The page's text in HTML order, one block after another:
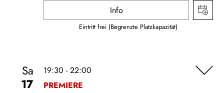
Info
Eintritt frei (Begrenzte Platzkapazität)
Sa
17
19:30 - 22:00
PREMIERE